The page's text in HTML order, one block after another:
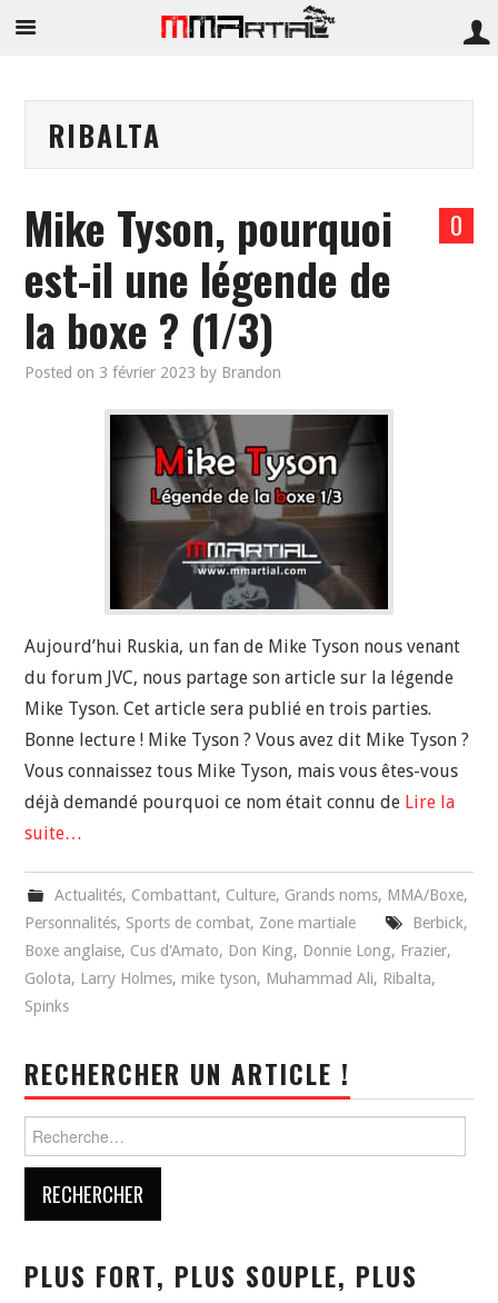
RIBALTA
0
Mike Tyson, pourquoi
est-il une légende de
la boxe ? (1/3)
Posted on 3 février 2023 by Brandon
Aujourd’hui Ruskia, un fan de Mike Tyson nous venant
du forum JVC, nous partage son article sur la légende
Mike Tyson. Cet article sera publié en trois parties.
Bonne lecture ! Mike Tyson ? Vous avez dit Mike Tyson ?
Vous connaissez tous Mike Tyson, mais vous êtes-vous
déjà demandé pourquoi ce nom était connu de Lire la
suite…
Actualités, Combattant, Culture, Grands noms, MMA/Boxe,
Personnalités, Sports de combat, Zone martiale Berbick,
Boxe anglaise, Cus d'Amato, Don King, Donnie Long, Frazier,
Golota, Larry Holmes,mike tyson, Muhammad Ali, Ribalta,
Spinks
RECHERCHER UN ARTICLE !
PLUS FORT, PLUS SOUPLE, PLUS